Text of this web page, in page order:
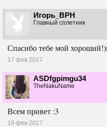
Игорь_ВРН
Главный сплетник
Спасибо тебе мой
17 фев 2017
ASDfgpimgu34
TheNakuName
Всем привет :3
19 фев 2017